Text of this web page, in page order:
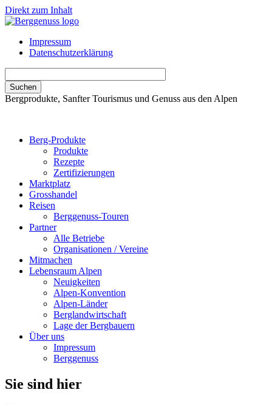
Direkt zum Inhalt
Impressum
Datenschutzerklärung
Bergprodukte, Sanfter Tourismus und Genuss aus den Alpen
Berg-Produkte
Produkte
Rezepte
Zertifizierungen
Marktplatz
Grosshandel
Reisen
Berggenuss-Touren
Partner
Alle Betriebe
Organisationen / Vereine
Mitmachen
Lebensraum Alpen
Neuigkeiten
Alpen-Konvention
Alpen-Länder
Berglandwirtschaft
Lage der Bergbauern
Über uns
Impressum
Berggenuss
Sie sind hier